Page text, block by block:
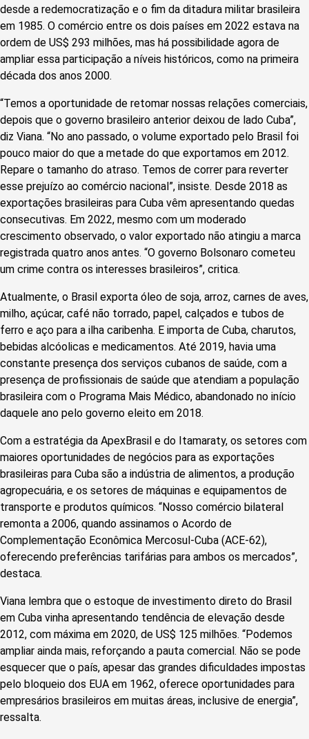
desde a redemocratização e o fim da ditadura militar brasileira
em 1985. O comércio entre os dois países em 2022 estava na
ordem de US$ 293 milhões, mas há possibilidade agora de
ampliar essa participação a níveis históricos, como na primeira
década dos anos 2000.
“Temos a oportunidade de retomar nossas relações comerciais,
depois que o governo brasileiro anterior deixou de lado Cuba”,
diz Viana. “No ano passado, o volume exportado pelo Brasil foi
pouco maior do que a metade do que exportamos em 2012.
Repare o tamanho do atraso. Temos de correr para reverter
esse prejuízo ao comércio nacional”, insiste. Desde 2018 as
exportações brasileiras para Cuba vêm apresentando quedas
consecutivas. Em 2022, mesmo com um moderado
crescimento observado, o valor exportado não atingiu a marca
registrada quatro anos antes. “O governo Bolsonaro cometeu
um crime contra os interesses brasileiros”, critica.
Atualmente, o Brasil exporta óleo de soja, arroz, carnes de aves,
milho, açúcar, café não torrado, papel, calçados e tubos de
ferro e aço para a ilha caribenha. E importa de Cuba, charutos,
bebidas alcóolicas e medicamentos. Até 2019, havia uma
constante presença dos serviços cubanos de saúde, com a
presença de profissionais de saúde que atendiam a população
brasileira com o Programa Mais Médico, abandonado no início
daquele ano pelo governo eleito em 2018.
Com a estratégia da ApexBrasil e do Itamaraty, os setores com
maiores oportunidades de negócios para as exportações
brasileiras para Cuba são a indústria de alimentos, a produção
agropecuária, e os setores de máquinas e equipamentos de
transporte e produtos químicos. “Nosso comércio bilateral
remonta a 2006, quando assinamos o Acordo de
Complementação Econômica Mercosul-Cuba (ACE-62),
oferecendo preferências tarifárias para ambos os mercados”,
destaca.
Viana lembra que o estoque de investimento direto do Brasil
em Cuba vinha apresentando tendência de elevação desde
2012, com máxima em 2020, de US$ 125 milhões. “Podemos
ampliar ainda mais, reforçando a pauta comercial. Não se pode
esquecer que o país, apesar das grandes dificuldades impostas
pelo bloqueio dos EUA em 1962, oferece oportunidades para
empresários brasileiros em muitas áreas, inclusive de energia”,
ressalta.